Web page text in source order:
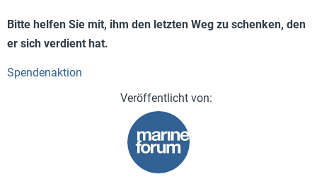
Bitte helfen Sie mit, ihm den letzten Weg zu schenken, den
er sich verdient hat.
Spendenaktion